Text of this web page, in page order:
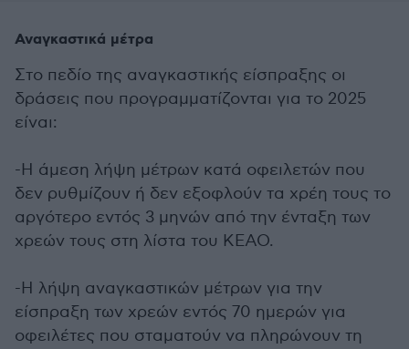
Αναγκαστικά μέτρα
Στο πεδίο της αναγκαστικής είσπραξης οι
δράσεις που προγραμματίζονται για το 2025
είναι:
-Η άμεση λήψη μέτρων κατά οφειλετών που
δεν ρυθμίζουν ή δεν εξοφλούν τα χρέη τους το
αργότερο εντός 3 μηνών από την ένταξη των
χρεών τους στη λίστα του ΚΕΑΟ.
-Η λήψη αναγκαστικών μέτρων για την
είσπραξη των χρεών εντός 70 ημερών για
οφειλέτες που σταματούν να πληρώνουν τη